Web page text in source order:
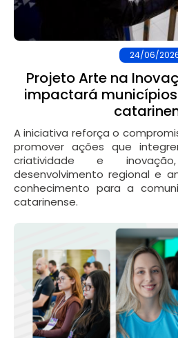
24/06/
Projeto Arte na
impactará
A iniciativa reforça o
promover ações que
criatividade e
desenvolvimento regional e
conhecimento para a
catarinense.